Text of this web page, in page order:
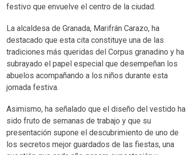
festivo que envuelve el centro de la ciudad.
La alcaldesa de Granada, Marifrán Carazo, ha
destacado que esta cita constituye una de las
tradiciones más queridas del Corpus granadino y ha
subrayado el papel especial que desempeñan los
abuelos acompañando a los niños durante esta
jornada festiva.
Asimismo, ha señalado que el diseño del vestido ha
sido fruto de semanas de trabajo y que su
presentación supone el descubrimiento de uno de
los secretos mejor guardados de las fiestas, una